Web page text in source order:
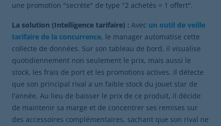
une promotion "secrète" de type "2 achetés = 1 offert".
La solution (Intelligence tarifaire) : Avec un outil de veille
tarifaire de la concurrence, le manager automatise cette
collecte de données. Sur son tableau de bord, il visualise
quotidiennement non seulement le prix, mais aussi le
stock, les frais de port et les promotions actives. Il détecte
que son principal rival a un faible stock du jouet star de
l'année. Au lieu de baisser le prix de ce produit, il décide
de maintenir sa marge et de concentrer ses remises sur
des accessoires complémentaires, sachant que son rival ne